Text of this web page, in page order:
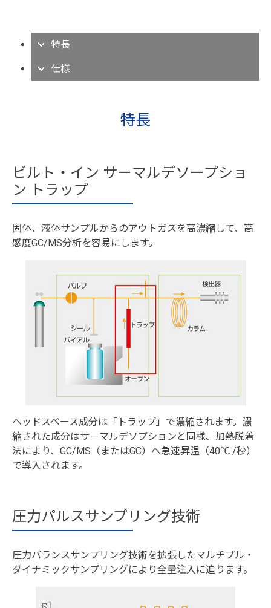
特長
仕様
特長
ビルト・イン サーマルデソープショ
ン トラップ
固体、液体サンプルからのアウトガスを高濃縮して、高
感度GC/MS分析を容易にします。
ヘッドスペース成分は「トラップ」で濃縮されます。濃
縮された成分はサ－マルデソプションと同様、加熱脱着
法により、GC/MS（またはGC）へ急速昇温（40℃ /秒）
で導入されます。
圧力パルスサンプリング技術
圧力バランスサンプリング技術を拡張したマルチプル・
ダイナミックサンプリングにより全量注入に迫ります。